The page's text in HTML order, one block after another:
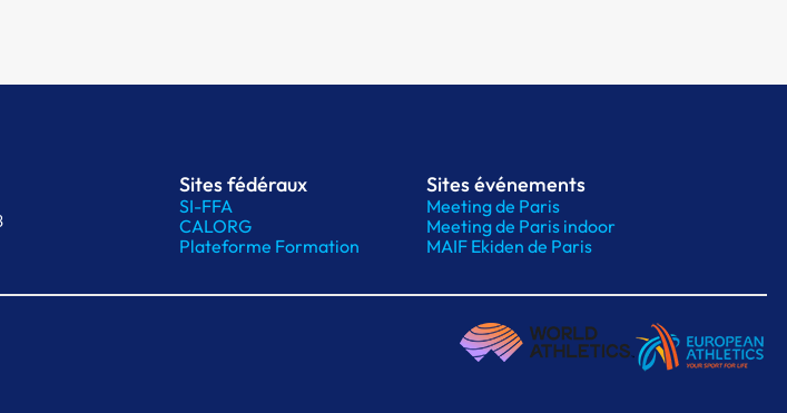
Sites fédéraux
SI-FFA
CALORG
Plateforme Formation
Sites événements
Meeting de Paris
Meeting de Paris indoor
MAIF Ekiden de Paris